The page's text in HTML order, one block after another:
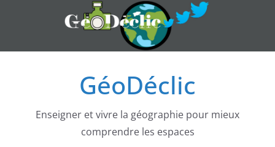
GéoDéclic
Enseigner et vivre la géographie pour mieux
comprendre les espaces